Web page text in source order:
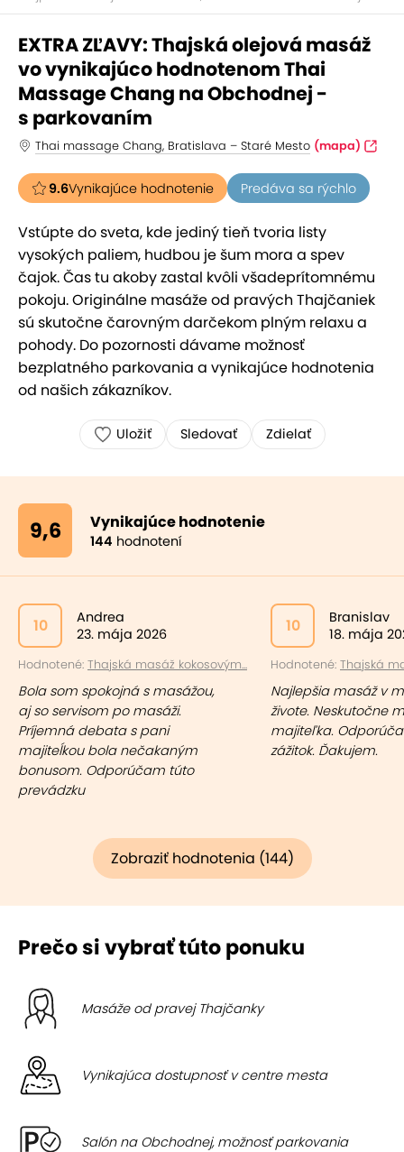
EXTRA ZĽAVY: Thajská olejová masáž
vo vynikajúco hodnotenom Thai
Massage Chang na Obchodnej -
s parkovaním
Thai massage Chang, Bratislava – Staré Mesto (mapa)
9.6Vynikajúce hodnotenie Predáva sa rýchlo
Vstúpte do sveta, kde jediný tieň tvoria listy
vysokých paliem, hudbou je šum mora a spev
čajok. Čas tu akoby zastal kvôli všadeprítomnému
pokoju. Originálne masáže od pravých Thajčaniek
sú skutočne čarovným darčekom plným relaxu a
pohody. Do pozornosti dávame možnosť
bezplatného parkovania a vynikajúce hodnotenia
od našich zákazníkov.
Uložiť Sledovať Zdielať
9,6 Vynikajúce hodnotenie
144 hodnotení
10
Andrea
23. mája 2026
Hodnotené: Thajská masáž kokosovým...
Bola som spokojná s masážou,
aj so servisom po masáži.
Príjemná debata s pani
majiteĺkou bola nečakaným
bonusom. Odporúčam túto
prevádzku
10
Branislav
18. mája
Hodnotené: Thajská
Najlepšia masáž v
živote. Neskutočne
majiteľka.
zážitok. Ďakujem.
Zobraziť hodnotenia (144)
Prečo si vybrať túto ponuku
Masáže od pravej Thajčanky
Vynikajúca dostupnosť v centre mesta
Salón na Obchodnej, možnosť parkovania